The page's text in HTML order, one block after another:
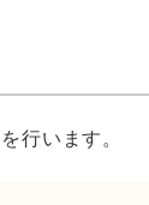
行います。